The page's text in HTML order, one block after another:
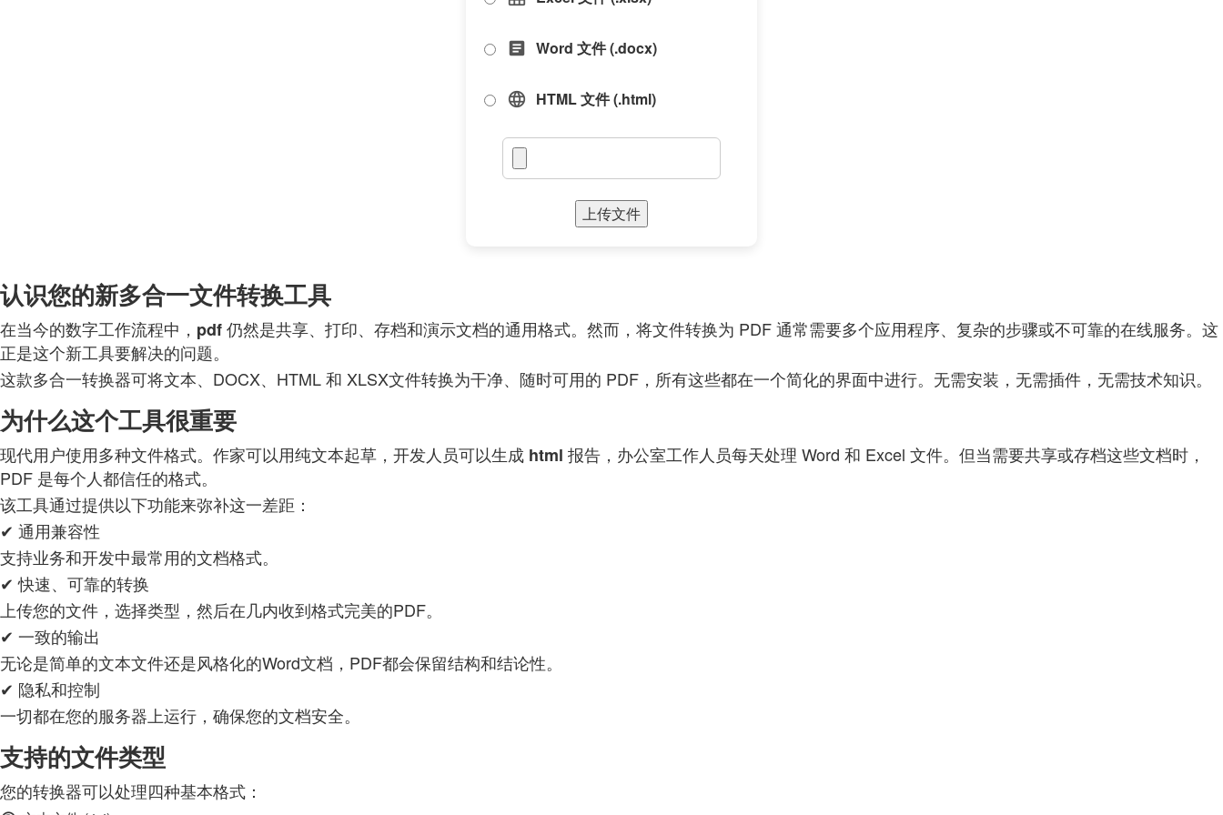
article Word 文件 (.docx)
language HTML 文件 (.html)
上传文件
认识您的新多合一文件转换工具
在当今的数字工作流程中， pdf仍然是共享、打印、存档和演示文档的通用格式。然而，将文件转换为 PDF 通常需要多个应用程序、复杂的步骤或不可靠的在线服务。这
正是这个新工具要解决的问题。
这款多合一转换器可将文本、DOCX、HTML 和 XLSX文件转换为干净、随时可用的 PDF，所有这些都在一个简化的界面中进行。无需安装，无需插件，无需技术知识。
为什么这个工具很重要
现代用户使用多种文件格式。作家可以用纯文本起草，开发人员可以生成 html 报告，办公室工作人员每天处理 Word 和 Excel 文件。但当需要共享或存档这些文档时，
PDF 是每个人都信任的格式。
该工具通过提供以下功能来弥补这一差距：
✔ 通用兼容性
支持业务和开发中最常用的文档格式。
✔ 快速、可靠的转换
上传您的文件，选择类型，然后在几内收到格式完美的PDF。
✔ 一致的输出
无论是简单的文本文件还是风格化的Word文档，PDF都会保留结构和结论性。
✔ 隐私和控制
一切都在您的服务器上运行，确保您的文档安全。
支持的文件类型
您的转换器可以处理四种基本格式：